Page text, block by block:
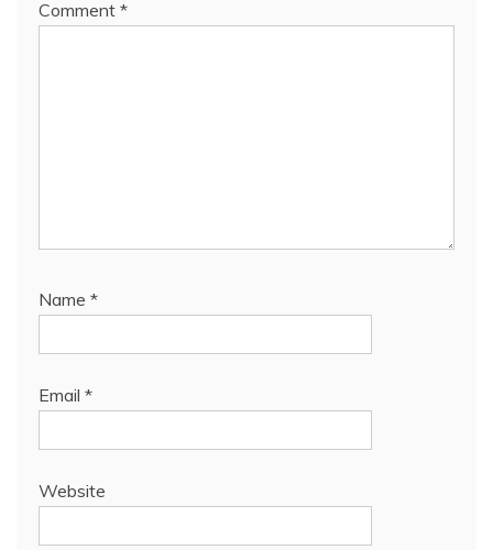
Comment *
Name *
Email *
Website